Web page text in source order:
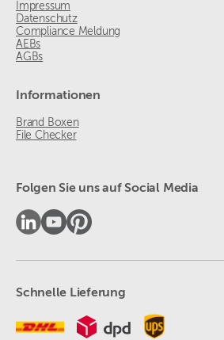
Impressum
Datenschutz
Compliance Meldung
AEBs
AGBs
Informationen
Brand Boxen
File Checker
Folgen Sie uns auf Social Media
Schnelle Lieferung